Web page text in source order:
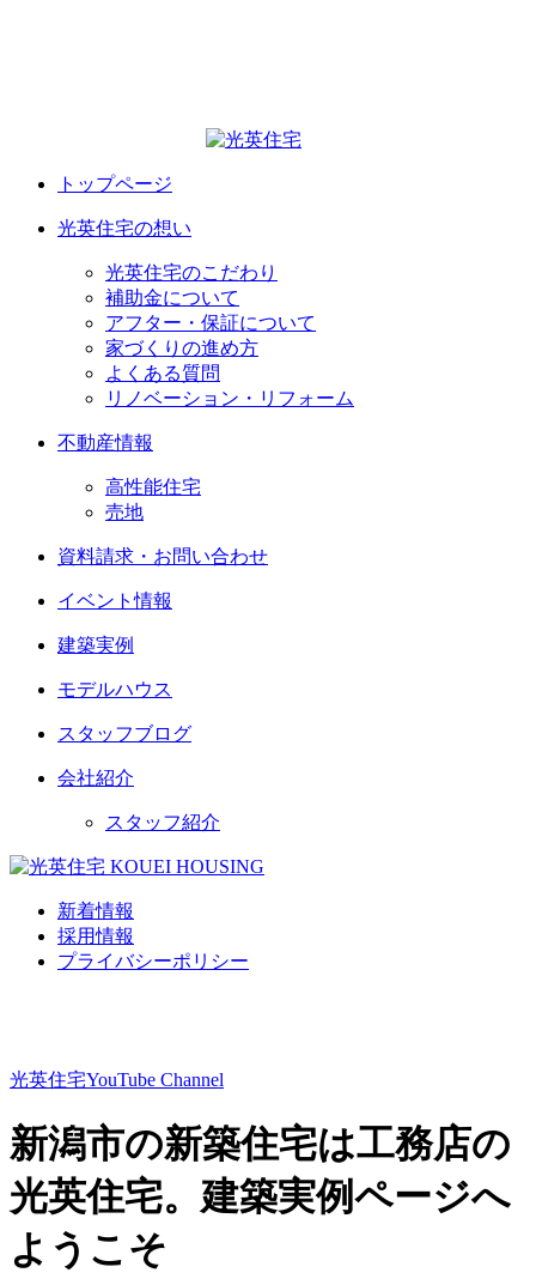
トップページ
光英住宅の想い
光英住宅のこだわり
補助金について
アフター・保証について
家づくりの進め方
よくある質問
リノベーション・リフォーム
不動産情報
高性能住宅
売地
資料請求・お問い合わせ
イベント情報
建築実例
モデルハウス
スタッフブログ
会社紹介
スタッフ紹介
新着情報
採用情報
プライバシーポリシー
光英住宅YouTube Channel
新潟市の新築住宅は工務店の
光英住宅。建築実例ページへ
ようこそ